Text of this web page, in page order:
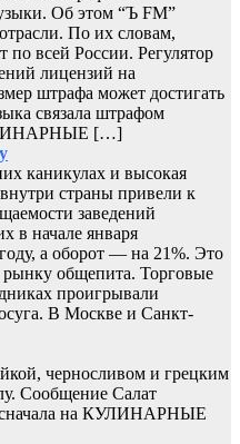
Об этом “Ъ FM”
По их словам,
по всей России. Регулятор
лицензий на
штрафа может достигать
связала штрафом
[…]
каникулах и высокая
страны привели к
заведений
в начале января
а оборот — на 21%. Это
рынку общепита. Торговые
проигрывали
В Москве и Санкт-
черносливом и грецким
Сообщение Салат
сначала на КУЛИНАРНЫЕ